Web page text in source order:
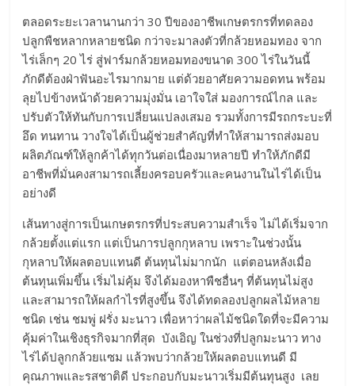
ตลอดระยะเวลานานกว่า 30 ปีของอาชีพเกษตรกรที่ทดลอง
ปลูกพืชหลากหลายชนิด กว่าจะมาลงตัวที่กล้วยหอมทอง จาก
ไร่เล็กๆ 20 ไร่ สู่ฟาร์มกล้วยหอมทองขนาด 300 ไร่ในวันนี้
ภักดีต้องฝ่าฟันอะไรมากมาย แต่ด้วยอาศัยความอดทน พร้อม
ลุยไปข้างหน้าด้วยความมุ่งมั่น เอาใจใส่ มองการณ์ไกล และ
ปรับตัวให้ทันกับการเปลี่ยนแปลงเสมอ รวมทั้งการมีรถกระบะที่
อึด ทนทาน วางใจได้เป็นผู้ช่วยสำคัญที่ทำให้สามารถส่งมอบ
ผลิตภัณฑ์ให้ลูกค้าได้ทุกวันต่อเนื่องมาหลายปี ทำให้ภักดีมี
อาชีพที่มั่นคงสามารถเลี้ยงครอบครัวและคนงานในไร่ได้เป็น
อย่างดี
เส้นทางสู่การเป็นเกษตรกรที่ประสบความสำเร็จ ไม่ได้เริ่มจาก
กล้วยตั้งแต่แรก แต่เป็นการปลูกกุหลาบ เพราะในช่วงนั้น
กุหลาบให้ผลตอบแทนดี ต้นทุนไม่มากนัก แต่ตอนหลังเมื่อ
ต้นทุนเพิ่มขึ้น เริ่มไม่คุ้ม จึงได้มองหาพืชอื่นๆ ที่ต้นทุนไม่สูง
และสามารถให้ผลกำไรที่สูงขึ้น จึงได้ทดลองปลูกผลไม้หลาย
ชนิด เช่น ชมพู่ ฝรั่ง มะนาว เพื่อหาว่าผลไม้ชนิดใดที่จะมีความ
คุ้มค่าในเชิงธุรกิจมากที่สุด บังเอิญ ในช่วงที่ปลูกมะนาว ทาง
ไร่ได้ปลูกกล้วยแซม แล้วพบว่ากล้วยให้ผลตอบแทนดี มี
คุณภาพและรสชาติดี ประกอบกับมะนาวเริ่มมีต้นทุนสูง เลย